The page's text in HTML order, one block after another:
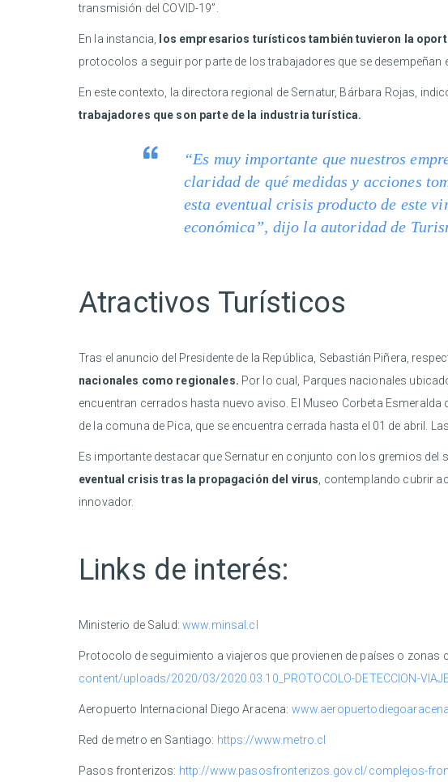
transmisión del COVID-19”.
En la instancia, los empresarios turísticos también tuvieron la
protocolos a seguir por parte de los trabajadores que se desempeñan
En este contexto, la directora regional de Sernatur, Bárbara Rojas,
trabajadores que son parte de la industria turística.
“Es muy importante que nuestros
claridad de qué medidas y acciones
esta eventual crisis producto de este
económica”, dijo la autoridad de
Atractivos Turísticos
Tras el anuncio del Presidente de la República, Sebastián Piñera,
nacionales como regionales. Por lo cual, Parques nacionales
encuentran cerrados hasta nuevo aviso. El Museo Corbeta
de la comuna de Pica, que se encuentra cerrada hasta el 01 de abril.
Es importante destacar que Sernatur en conjunto con los gremios del
eventual crisis tras la propagación del virus , contemplando cubrir
innovador.
Links de interés:
Ministerio de Salud: www.minsal.cl
Protocolo de seguimiento a viajeros que provienen de países o zonas
content/uploads/2020/03/2020.03.10_PROTOCOLO-DETECCION-
Aeropuerto Internacional Diego Aracena:
Red de metro en Santiago: https://www.metro.cl
Pasos fronterizos: http://www.pasosfronterizos.gov.cl/complejos-